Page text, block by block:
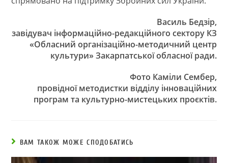
Василь Бедзір,
завідувач інформаційно-редакційного сектору КЗ
«Обласний організаційно-методичний центр
культури» Закарпатської обласної ради.
Фото Каміли Сембер,
провідної методистки відділу інноваційних
програм та культурно-мистецьких проєктів.
ВАМ ТАКОЖ МОЖЕ СПОДОБАТИСЬ